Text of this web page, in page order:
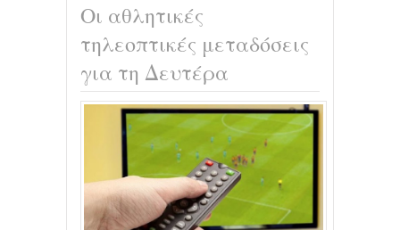
Οι αθλητικές
τηλεοπτικές μεταδόσεις
για τη Δευτέρα